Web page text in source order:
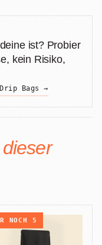
ist? Probier
kein Risiko,
Bags →
NOCH 5